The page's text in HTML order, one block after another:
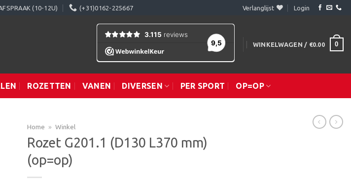
(10-12U) (+31)0162-225667 Verlanglijst Login
WINKELWAGEN / €0.00 0
ROZETTEN VANEN DIVERSEN PER SPORT OP=OP
Home » Winkel
Rozet G201.1 (D130 L370 mm)
(op=op)